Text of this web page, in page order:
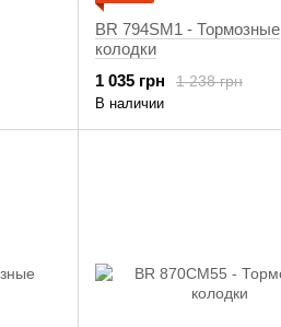
BR 794SM1 - Тормозные
колодки
1 238 грн
1 035 грн
В наличии